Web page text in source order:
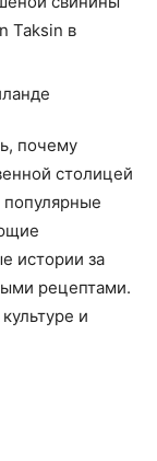
Taksin в
почему
столицей
истории за
рецептами.
и